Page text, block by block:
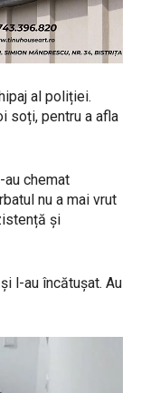
al poliției.
soți, pentru a afla
au chemat
nu a mai vrut
și
l-au încătușat. Au